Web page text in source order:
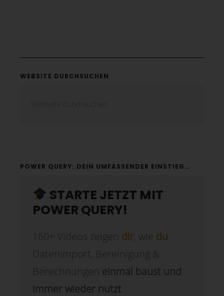
WEBSITE DURCHSUCHEN
POWER QUERY: DEIN UMFASSENDER EINSTIEG…
STARTE JETZT MIT
POWER QUERY!
160+ Videos zeigen dir, wie du
Datenimport, Bereinigung &
Berechnungen einmal baust und
immer wieder nutzt